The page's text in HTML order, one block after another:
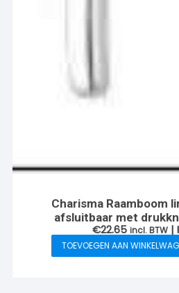
Charisma Raamboom
afsluitbaar met
€22.65 incl. BTW |
TOEVOEGEN AAN